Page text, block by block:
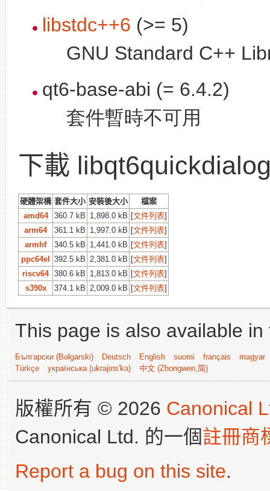
libstdc++6 (>= 5)
GNU Standard C++
qt6-base-abi (= 6.4.2)
套件暫時不可用
下載
硬體架構 套件大小 安裝後大小
檔案
amd64
360.7 kB 1,898.0 kB [文件列表]
arm64
361.1 kB 1,997.0 kB [文件列表]
armhf
340.5 kB 1,441.0 kB [文件列表]
ppc64el 392.5 kB 2,381.0 kB [文件列表]
riscv64 380.6 kB 1,813.0 kB [文件列表]
s390x
374.1 kB 2,009.0 kB [文件列表]
This page is also available
Български (Bəlgarski) Deutsch English suomi français
magyar
Türkçe
українська (ukrajins'ka) 中文 (Zhongwen,简)
版權所有 © 2026 Canonical
Canonical Ltd. 的一個註冊商
Report a bug on this site.